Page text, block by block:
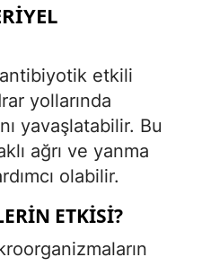
etkili
yollarında
yavaşlatabilir. Bu
ağrı ve yanma
olabilir.
ETKISI?